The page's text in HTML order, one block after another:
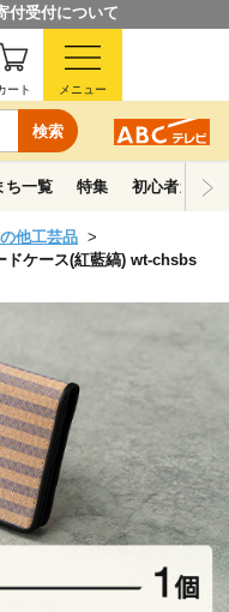
付受付について
検索
ート メニュー
ち一覧 特集 初心者ガイド
他工芸品
ドケース(紅藍縞) wt-chsbs